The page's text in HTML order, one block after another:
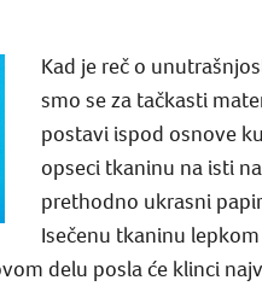
Kad je reč o
smo se za tačkasti
postavi ispod osnove
opseci tkaninu na isti
prethodno ukrasni
Isečenu tkaninu
delu posla će klinci